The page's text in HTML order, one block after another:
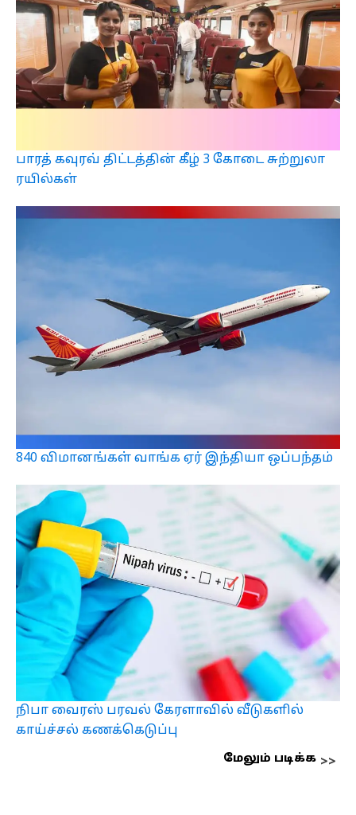
பாரத் கவுரவ் திட்டத்தின் கீழ் 3 கோடை சுற்றுலா
ரயில்கள்
840 விமானங்கள் வாங்க ஏர் இந்தியா ஒப்பந்தம்
நிபா வைரஸ் பரவல் கேரளாவில் வீடுகளில்
காய்ச்சல் கணக்கெடுப்பு
மேலும் படிக்க